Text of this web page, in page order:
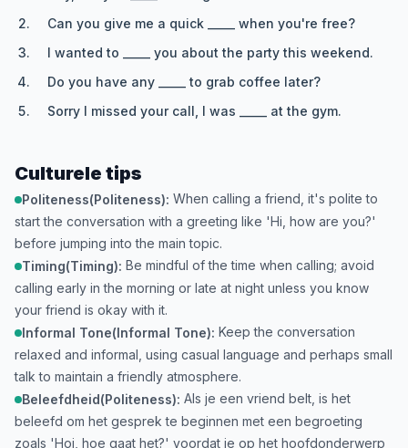
Can you give me a quick _____ when you're free?
I wanted to _____ you about the party this weekend.
Do you have any _____ to grab coffee later?
Sorry I missed your call, I was _____ at the gym.
Culturele tips
Politeness(Politeness): When calling a friend, it's polite to
start the conversation with a greeting like 'Hi, how are you?'
before jumping into the main topic.
Timing(Timing): Be mindful of the time when calling; avoid
calling early in the morning or late at night unless you know
your friend is okay with it.
Informal Tone(Informal Tone): Keep the conversation
relaxed and informal, using casual language and perhaps small
talk to maintain a friendly atmosphere.
Beleefdheid(Politeness): Als je een vriend belt, is het
beleefd om het gesprek te beginnen met een begroeting
zoals 'Hoi, hoe gaat het?' voordat je op het hoofdonderwerp